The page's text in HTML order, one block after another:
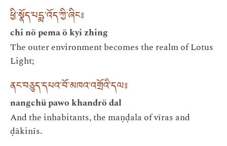
ཕྱི་སྣོད་པདྨ་འོད་ཀྱི་ཞིང༔
chi nö pema ö kyi zhing
The outer environment becomes the realm of Lotus
Light;
ནང་བཅུད་དཔའ་བོ་མཁའ་འགྲོའི་དལ༔
nangchü pawo khandrö dal
And the inhabitants, the maṇḍala of vīras and
ḍākinīs.